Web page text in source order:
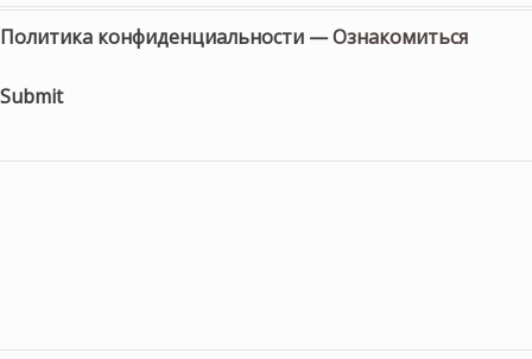
Политика конфиденциальности —Ознакомиться
Submit